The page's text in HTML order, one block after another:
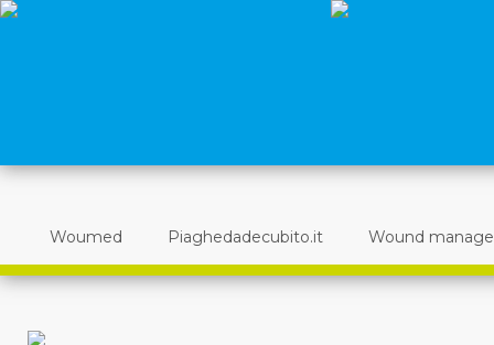
Woumed Piaghedadecubito.it Wound